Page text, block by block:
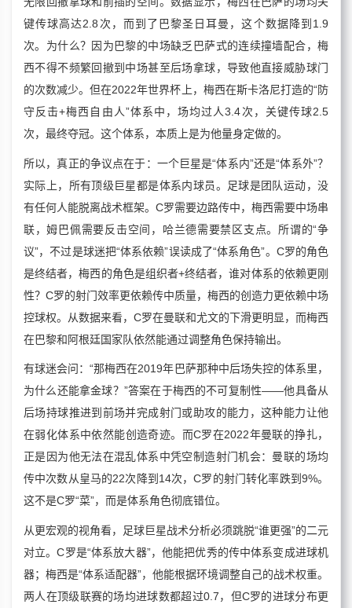
键传球高达2.8次，而到了巴黎圣日耳曼，这个数据降到1.9
次。为什么？因为巴黎的中场缺乏巴萨式的连续撞墙配合，梅
西不得不频繁回撤到中场甚至后场拿球，导致他直接威胁球门
的次数减少。但在2022年世界杯上，梅西在斯卡洛尼打造的“防
守反击+梅西自由人”体系中，场均过人3.4次，关键传球2.5
次，最终夺冠。这个体系，本质上是为他量身定做的。
所以，真正的争议点在于：一个巨星是“体系内”还是“体系外”？
实际上，所有顶级巨星都是体系内球员。足球是团队运动，没
有任何人能脱离战术框架。C罗需要边路传中，梅西需要中场串
联，姆巴佩需要反击空间，哈兰德需要禁区支点。所谓的“争
议”，不过是球迷把“体系依赖”误读成了“体系角色”。C罗的角色
是终结者，梅西的角色是组织者+终结者，谁对体系的依赖更刚
性？C罗的射门效率更依赖传中质量，梅西的创造力更依赖中场
控球权。从数据来看，C罗在曼联和尤文的下滑更明显，而梅西
在巴黎和阿根廷国家队依然能通过调整角色保持输出。
有球迷会问：“那梅西在2019年巴萨那种中后场失控的体系里，
为什么还能拿金球？”答案在于梅西的不可复制性——他具备从
后场持球推进到前场并完成射门或助攻的能力，这种能力让他
在弱化体系中依然能创造奇迹。而C罗在2022年曼联的挣扎，
正是因为他无法在混乱体系中凭空制造射门机会：曼联的场均
传中次数从皇马的22次降到14次，C罗的射门转化率跌到9%。
这不是C罗“菜”，而是体系角色彻底错位。
从更宏观的视角看，足球巨星战术分析必须跳脱“谁更强”的二元
对立。C罗是“体系放大器”，他能把优秀的传中体系变成进球机
器；梅西是“体系适配器”，他能根据环境调整自己的战术权重。
两人在顶级联赛的场均进球数都超过0.7，但C罗的进球分布更